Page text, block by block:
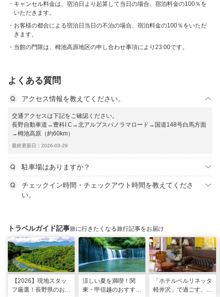
キャンセル料金は、宿泊日より起算して当日の場合、宿泊料金の100％を
いただきます。
お客様の都合による宿泊日当日の不泊の場合、宿泊料金の100％をいただ
きます。
当館の門限は、栂池高原地区の申し合わせ事項により23:00です。
よくある質問
アクセス情報を教えてください。
交通アクセスは下記をご確認ください。
長野自動車道→豊科I.C→北アルプスパノラマロード→国道148号白馬方面
→栂池高原（約60km）
最終更新日：2026-03-29
駐車場はありますか？
チェックイン時間・チェックアウト時間を教えてくださ
い。
トラベルガイド記事旅に行きたくなる旅行記事をお届け
【2026】現地スタッ
フ厳選！長野県のおす
涼しい夏を満喫！関
東・甲信越のおすすめ
「ホテルベルリネッタ
軽井沢」で過ごす、ア